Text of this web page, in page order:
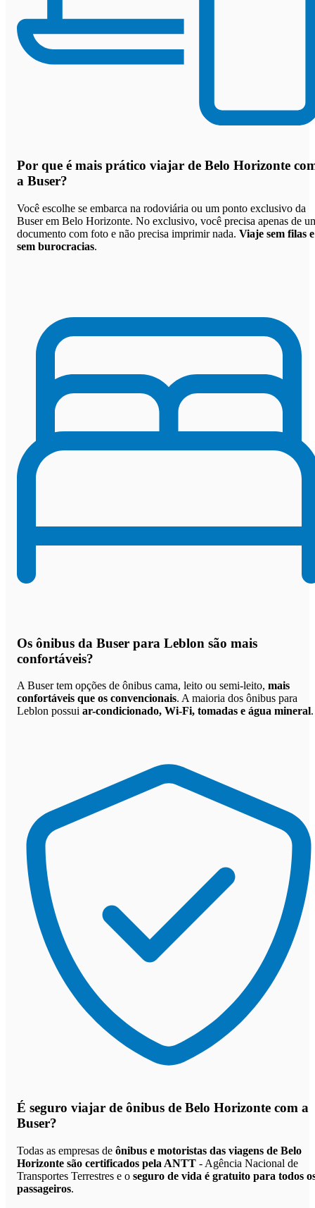
Por que é mais prático viajar de Belo Horizonte
a Buser?
Você escolhe se embarca na rodoviária ou um ponto exclusivo da
Buser em Belo Horizonte. No exclusivo, você precisa apenas de
documento com foto e não precisa imprimir nada. Viaje sem filas e
sem burocracias.
Os ônibus da Buser para Leblon são mais
confortáveis?
A Buser tem opções de ônibus cama, leito ou semi-leito, mais
confortáveis que os convencionais. A maioria dos ônibus para
Leblon possui ar-condicionado, Wi-Fi, tomadas e água mineral.
É seguro viajar de ônibus de Belo Horizonte com a
Buser?
Todas as empresas de ônibus e motoristas das viagens de Belo
Horizonte são certificados pela ANTT - Agência Nacional de
Transportes Terrestres e o seguro de vida é gratuito para todos
passageiros.